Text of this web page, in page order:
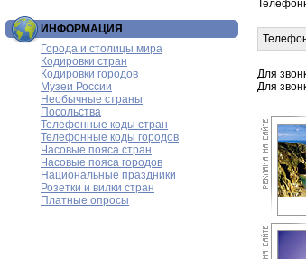
ИНФОРМАЦИЯ
Города и столицы мира
Кодировки стран
Кодировки городов
Музеи России
Необычные страны
Посольства
Телефонные коды стран
Телефонные коды городов
Часовые пояса стран
Часовые пояса городов
Национальные праздники
Розетки и вилки стран
Платные опросы
Для
Для